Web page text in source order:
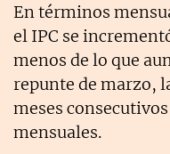
En términos
el IPC se
menos de lo que
repunte de marzo,
meses
mensuales.